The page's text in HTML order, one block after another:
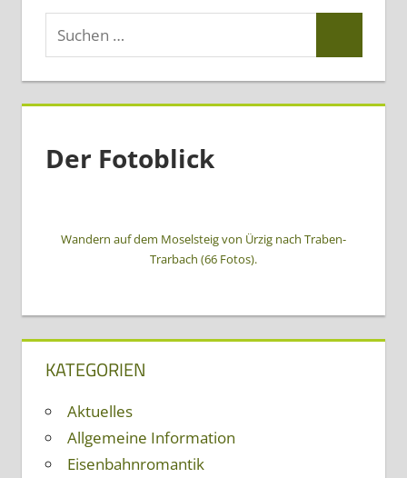
Suchen
nach:
Der Fotoblick
Wandern auf dem Moselsteig von Ürzig nach Traben-
Trarbach (66 Fotos).
KATEGORIEN
Aktuelles
Allgemeine Information
Eisenbahnromantik